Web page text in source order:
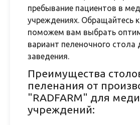
пребывание пациентов в
учреждениях. Обращайтесь
поможем вам выбрать
вариант пеленочного стола
заведения.
Преимущества
пеленания от
"RADFARM" для
учреждений: